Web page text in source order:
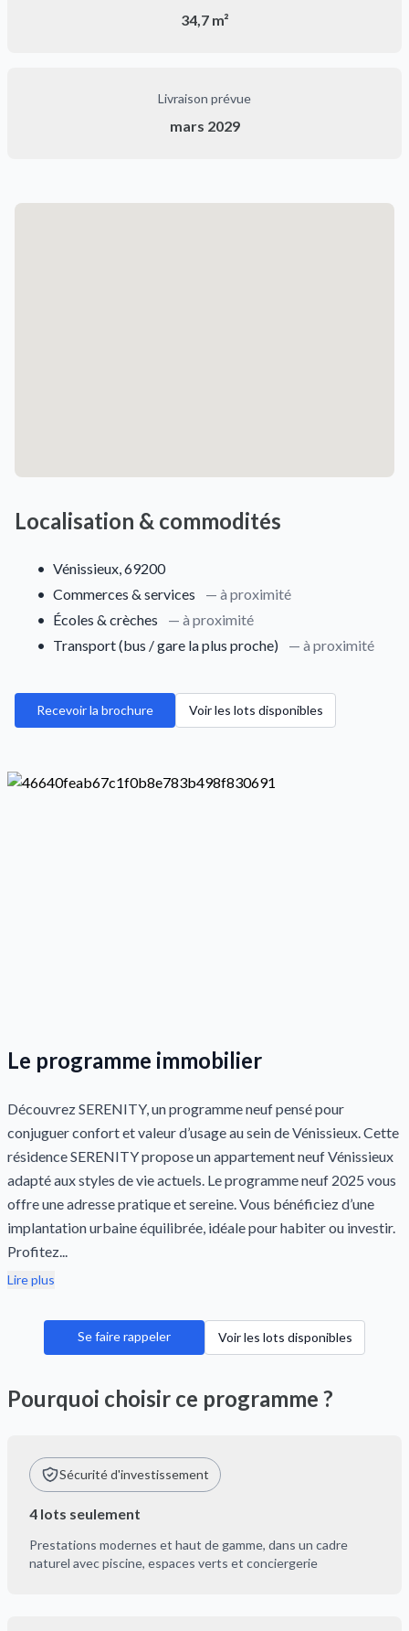
34,7 m²
Livraison prévue
mars 2029
Localisation & commodités
• Vénissieux, 69200
• Commerces & services
— à proximité
• Écoles & crèches
— à proximité
• Transport (bus / gare la plus proche) — à proximité
Recevoir la brochure Voir les lots disponibles
Le programme immobilier
Découvrez SERENITY, un programme neuf pensé pour
conjuguer confort et valeur d’usage au sein de Vénissieux. Cette
résidence SERENITY propose un appartement neuf Vénissieux
adapté aux styles de vie actuels. Le programme neuf 2025 vous
offre une adresse pratique et sereine. Vous bénéficiez d’une
implantation urbaine équilibrée, idéale pour habiter ou investir.
Profitez...
Lire plus
Se faire rappeler Voir les lots disponibles
Pourquoi choisir ce programme ?
Sécurité d'investissement
4 lots seulement
Prestations modernes et haut de gamme, dans un cadre
naturel avec piscine, espaces verts et conciergerie